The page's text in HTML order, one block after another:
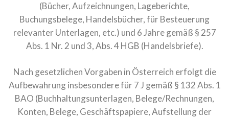
(Bücher, Aufzeichnungen, Lageberichte,
Buchungsbelege, Handelsbücher, für Besteuerung
relevanter Unterlagen, etc.) und 6 Jahre gemäß § 257
Abs. 1 Nr. 2 und 3, Abs. 4 HGB (Handelsbriefe).
Nach gesetzlichen Vorgaben in Österreich erfolgt die
Aufbewahrung insbesondere für 7 J gemäß § 132 Abs. 1
BAO (Buchhaltungsunterlagen, Belege/Rechnungen,
Konten, Belege, Geschäftspapiere, Aufstellung der